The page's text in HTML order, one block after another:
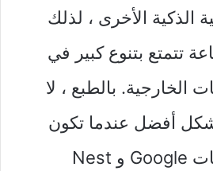
الذكية الأخرى ، لذلك
تتمتع بتنوع كبير في
الخارجية. بالطبع ، لا
أفضل عندما تكون
محاطًا بمنتجات Google و Nest